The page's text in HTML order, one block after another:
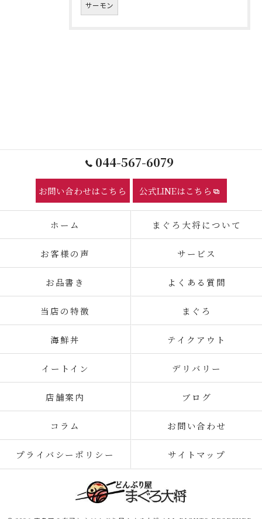
サーモン
044-567-6079
お問い合わせはこちら 公式LINEはこちら
ホーム まぐろ大将について
お客様の声 サービス
お品書き よくある質問
当店の特徴 まぐろ
海鮮丼 テイクアウト
イートイン デリバリー
店舗案内 ブログ
コラム お問い合わせ
プライバシーポリシー サイトマップ